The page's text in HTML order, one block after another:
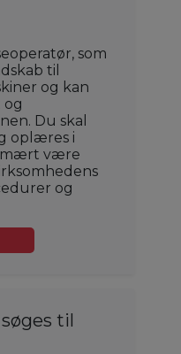
som
til
og kan
og
Du skal
oplæres i
være
og
til